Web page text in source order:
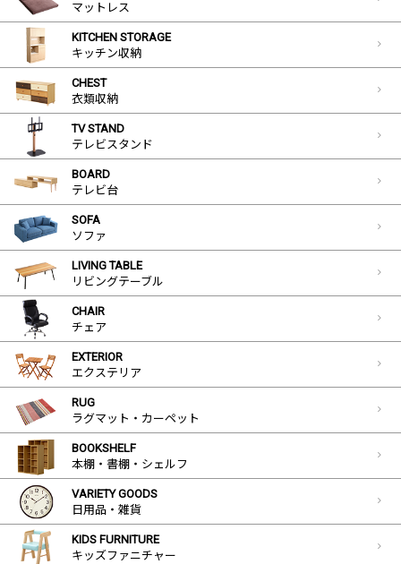
マットレス
KITCHEN STORAGE
キッチン収納
CHEST
衣類収納
TV STAND
テレビスタンド
BOARD
テレビ台
SOFA
ソファ
LIVING TABLE
リビングテーブル
CHAIR
チェア
EXTERIOR
エクステリア
RUG
ラグマット・カーペット
BOOKSHELF
本棚・書棚・シェルフ
VARIETY GOODS
日用品・雑貨
KIDS FURNITURE
キッズファニチャー